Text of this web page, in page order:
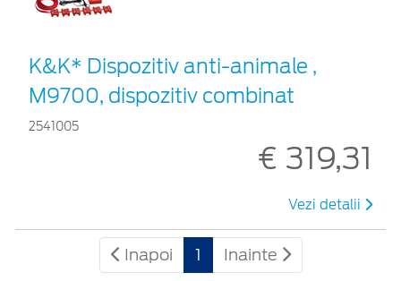
K&K* Dispozitiv anti-animale ,
M9700, dispozitiv combinat
2541005
€ 319,31
Vezi detalii
Inapoi 1 Inainte